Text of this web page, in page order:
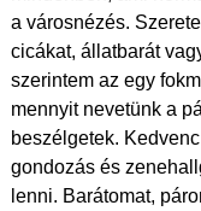
a városnézés.
cicákat, állatbarát
szerintem az egy
mennyit nevetünk a
beszélgetek.
gondozás és
lenni. Barátomat,